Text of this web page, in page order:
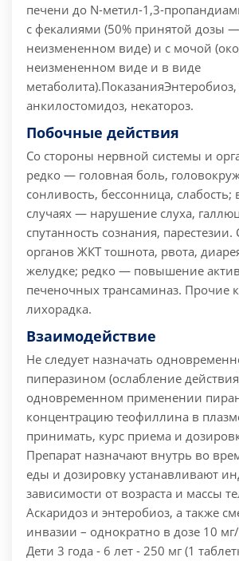
печени до N-метил-1,3-
с фекалиями (50% принятой дозы
неизмененном виде) и с мочой
неизмененном виде и в виде
метаболита).ПоказанияЭнтеробиоз,
анкилостомидоз, некатороз.
Побочные действия
Со стороны нервной системы и
редко — головная боль,
сонливость, бессонница,
случаях — нарушение слуха,
спутанность сознания, парестезии.
органов ЖКТ тошнота, рвота,
желудке; редко — повышение
печеночных трансаминаз. Прочие
лихорадка.
Взаимодействие
Не следует назначать
пиперазином (ослабление
одновременном применении
концентрацию теофиллина в
принимать, курс приема и
Препарат назначают внутрь во
еды и дозировку устанавливают
зависимости от возраста и массы
Аскаридоз и энтеробиоз, а также
инвазии – однократно в дозе 10
Дети 3 года - 6 лет - 250 мг (1